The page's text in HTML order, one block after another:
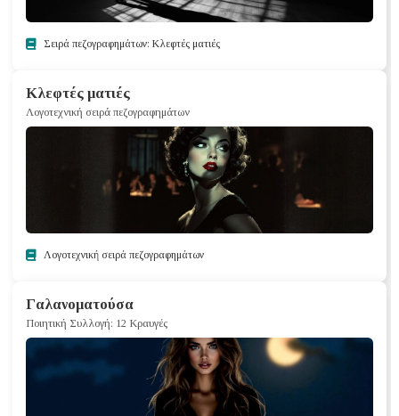
Σειρά πεζογραφημάτων: Κλεφτές ματιές
Κλεφτές ματιές
Λογοτεχνική σειρά πεζογραφημάτων
Λογοτεχνική σειρά πεζογραφημάτων
Γαλανοματούσα
Ποιητική Συλλογή: 12 Κραυγές